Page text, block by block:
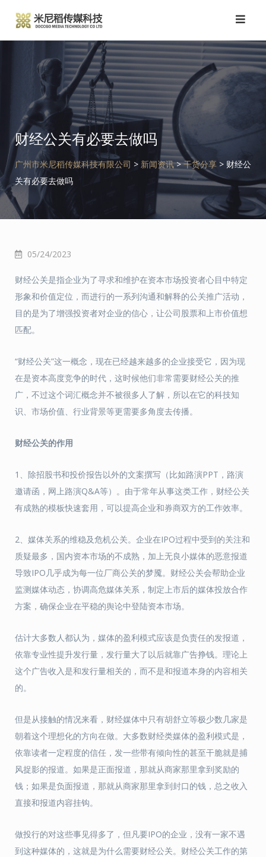
到
财经公关有必要去做吗
广州市米尼稻传媒科技有限公司 > 新闻资讯>干货分享 > 财经公
关有必要去做吗
05/24/2023
财经公关是指企业为了寻求和维护在资本市场投资者心目中特定
形象和价值定位，而进行的一系列沟通和解释的公关推广活动，
目的是为了增强投资者对企业的信心，让公司股票和上市价值想
匹配。
“财经公关”这一概念，现在已经越来越多的企业接受它，因为现
在是资本高度竞争的时代，这时候他们非常需要财经公关的推
广，不过这个词汇概念并不被很多人了解，所以在它的科技知
识、市场价值、行业背景等更需要多角度去传播。
财经公关的作用
1、除招股书和投价报告以外的文案撰写（比如路演PPT，路演
邀请函，网上路演Q&A等）。由于常年从事这类工作，财经公关
有成熟的模板快速套用，可以提高企业和券商双方的工作效率。
2、媒体关系的维稳及危机公关。企业在IPO过程中受到的关注和
质疑最多，国内资本市场的不成熟，加上无良小媒体的恶意报道
导致IPO几乎成为每一位厂商公关的梦魇。财经公关会帮助企业
监测媒体动态，协调高危媒体关系，制定上市后的媒体投放合作
方案，确保企业在平稳的舆论中登陆资本市场。
估计大多数人都认为，媒体的盈利模式应该是负责任的发报道，
依靠专业性提升发行量，发行量大了以后就靠广告挣钱。理论上
这个广告收入是和发行量相关的，而不是和报道本身的内容相关
的。
但是从接触的情况来看，财经媒体中只有胡舒立等极少数几家是
朝着这个理想化的方向在做。大多数财经类媒体的盈利模式是，
依靠读者一定程度的信任，发一些带有倾向性的甚至干脆就是捕
风捉影的报道。如果是正面报道，那就从商家那里拿到奖励的
钱；如果是负面报道，那就从商家那里拿到封口的钱，总之收入
直接和报道内容挂钩。
做投行的对这些事见得多了，但凡要IPO的企业，没有一家不遇
到这种媒体的，这就是为什么需要财经公关。财经公关工作的第